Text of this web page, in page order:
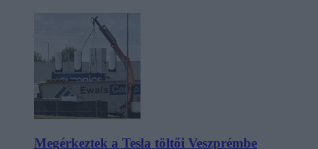
Megérkeztek a Tesla töltői Veszprémbe